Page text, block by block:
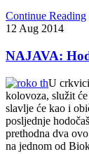
Continue Reading
12Aug 2014
NAJAVA:
U
kolovoza, služit
slavlje će kao i
posljednje
prethodna dva
na jednom od